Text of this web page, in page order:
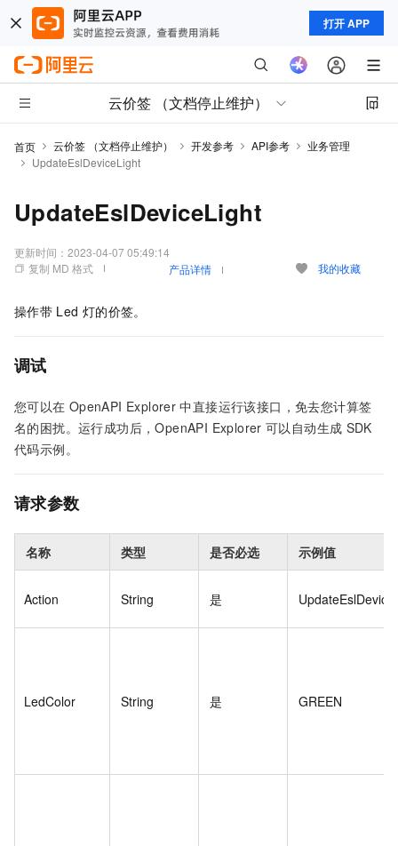
打开 APP
云价签 （文档停止维护）
首页 云价签 （文档停止维护） 开发参考 API参考
业务管理
UpdateEslDeviceLight
UpdateEslDeviceLight
更新时间： 2023-04-07 05:49:14
复制 MD 格式
产品详情 我的收藏
操作带 Led 灯的价签。
调试
您可以在 OpenAPI Explorer 中直接运行该接口，免去您计算签
名的困扰。运行成功后，OpenAPI Explorer 可以自动生成 SDK
代码示例。
请求参数
名称 类型 是否必选 示例值
Action String 是
LedColor String 是 GREEN